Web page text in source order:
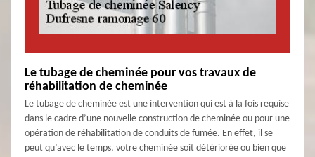
Le tubage de cheminée pour vos travaux de
réhabilitation de cheminée
Le tubage de cheminée est une intervention qui est à la fois requise
dans le cadre d’une nouvelle construction de cheminée ou pour une
opération de réhabilitation de conduits de fumée. En effet, il se
peut qu’avec le temps, votre cheminée soit détériorée ou bien que